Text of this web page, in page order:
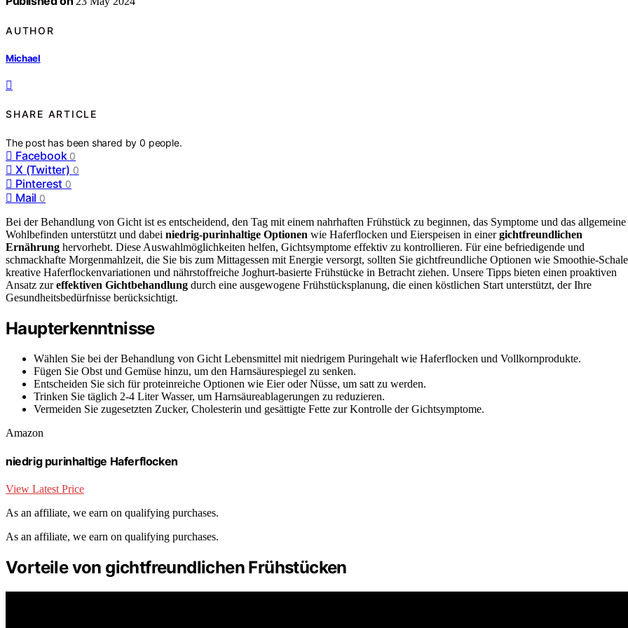
AUTHOR
Michael
SHARE ARTICLE
The post has been shared by0 people.
Facebook 0
X (Twitter) 0
Pinterest 0
Mail 0
Bei der Behandlung von Gicht ist es entscheidend, den Tag mit einem nahrhaften Frühstück zu beginnen, das Symptome und das allgemeine
Wohlbefinden unterstützt und dabei niedrig-purinhaltige Optionen wie Haferflocken und Eierspeisen in einergichtfreundlichen
Ernährung hervorhebt. Diese Auswahlmöglichkeiten helfen, Gichtsymptome effektiv zu kontrollieren. Für eine befriedigende und
schmackhafte Morgenmahlzeit, die Sie bis zum Mittagessen mit Energie versorgt, sollten Sie gichtfreundliche Optionen wie Smoothie-
kreative Haferflockenvariationen und nährstoffreiche Joghurt-basierte Frühstücke in Betracht ziehen. Unsere Tipps bieten einen proaktiven
Ansatz zureffektiven Gichtbehandlung durch eine ausgewogene Frühstücksplanung, die einen köstlichen Start unterstützt, der Ihre
Gesundheitsbedürfnisse berücksichtigt.
Haupterkenntnisse
Wählen Sie bei der Behandlung von Gicht Lebensmittel mit niedrigem Puringehalt wie Haferflocken und Vollkornprodukte.
Fügen Sie Obst und Gemüse hinzu, um den Harnsäurespiegel zu senken.
Entscheiden Sie sich für proteinreiche Optionen wie Eier oder Nüsse, um satt zu werden.
Trinken Sie täglich 2-4 Liter Wasser, um Harnsäureablagerungen zu reduzieren.
Vermeiden Sie zugesetzten Zucker, Cholesterin und gesättigte Fette zur Kontrolle der Gichtsymptome.
Amazon
niedrig purinhaltige Haferflocken
View Latest Price
As an affiliate, we earn on qualifying purchases.
As an affiliate, we earn on qualifying purchases.
Vorteile von gichtfreundlichen Frühstücken